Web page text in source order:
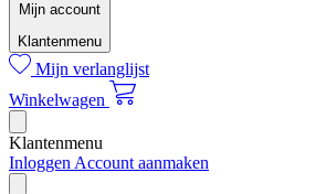
Mijn account
Klantenmenu
Mijn verlanglijst
Winkelwagen
Klantenmenu
Inloggen Account aanmaken